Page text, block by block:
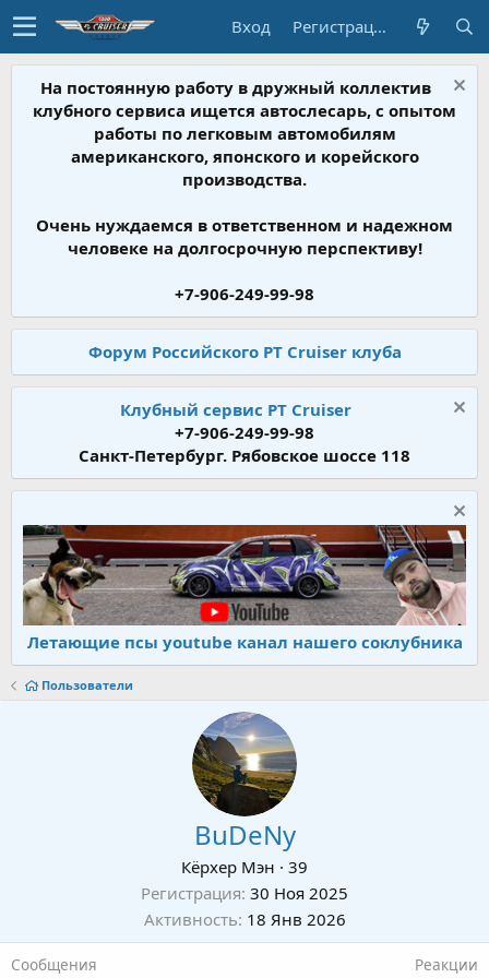
Вход Регистрация
На постоянную работу в дружный коллектив
клубного сервиса ищется автослесарь, с опытом
работы по легковым автомобилям
американского, японского и корейского
производства.
Очень нуждаемся в ответственном и надежном
человеке на долгосрочную перспективу!
+7-906-249-99-98
Форум Российского PT Cruiser клуба
Клубный сервис PT Cruiser
+7-906-249-99-98
Санкт-Петербург. Рябовское шоссе 118
Летающие псы youtube канал нашего соклубника
Пользователи
BuDeNy
Кёрхер Мэн · 39
Регистрация 30 Ноя 2025
Активность 18 Янв 2026
Сообщения Реакции